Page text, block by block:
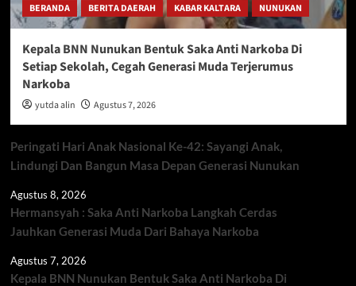
BERANDA BERITA DAERAH KABAR KALTARA NUNUKAN
Kepala BNN Nunukan Bentuk Saka Anti Narkoba Di
Setiap Sekolah, Cegah Generasi Muda Terjerumus
Narkoba
yutda alin Agustus 7, 2026
Peringati Hari Anak Nasional Ke-42: Sayangi Anak,
Lindungi Dan Bangun Masa Depan Generasi Nunukan
Agustus 8, 2026
Hermansyah : Saka Anti Narkoba Langkah Cerdas
Jauhkan Generasi Muda Dari Bahaya Narkoba
Agustus 7, 2026
Kepala BNN Nunukan Bentuk Saka Anti Narkoba Di